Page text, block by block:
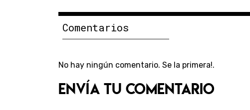
Comentarios
No hay ningún comentario. Se la primera!.
Envía tu comentario